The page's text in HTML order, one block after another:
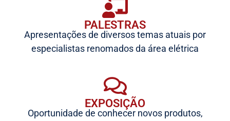
PALESTRAS
Apresentações de diversos temas atuais por
especialistas renomados da área elétrica
EXPOSIÇÃO
Oportunidade de conhecer novos produtos,